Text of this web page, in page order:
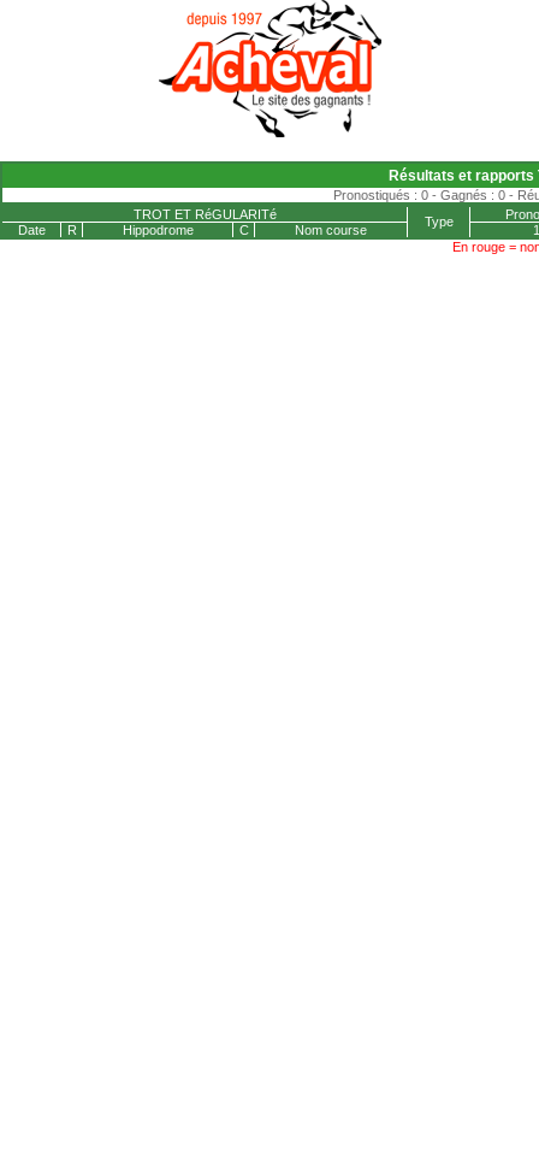
Résultats et rapports
Pronostiqués : 0 - Gagnés : 0 -
TROT ET RéGULARITé
Type
Date
R Hippodrome C Nom course
1
En rouge =